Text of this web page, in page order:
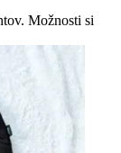
Možnosti si